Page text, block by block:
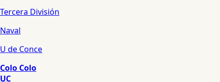
Tercera División
Naval
U de Conce
Colo Colo
UC